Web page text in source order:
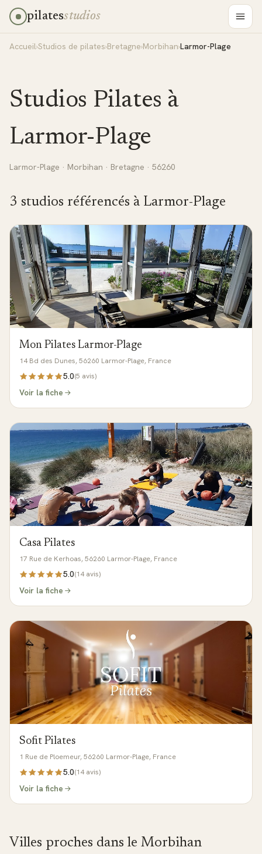
pilatesstudios
Accueil›Studios de pilates›Bretagne›Morbihan›Larmor-Plage
Studios Pilates à
Larmor-Plage
Larmor-Plage · Morbihan · Bretagne · 56260
3 studios référencés à Larmor-Plage
Mon Pilates Larmor-Plage
14 Bd des Dunes, 56260 Larmor-Plage, France
5.0(5 avis)
Voir la fiche
Casa Pilates
17 Rue de Kerhoas, 56260 Larmor-Plage, France
5.0(14avis)
Voir la fiche
Sofit Pilates
1 Rue de Ploemeur, 56260 Larmor-Plage, France
5.0(14avis)
Voir la fiche
Villes proches dans le Morbihan